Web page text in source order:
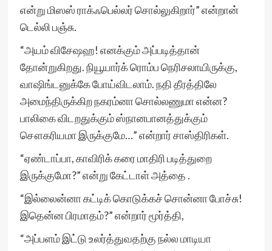
என்று மிஸஸ் ராக்ஃபெல்லர் சொல்லுகிறார்” என்றான்
டெல்லி பஞ்சு.
“அயம் விசேஷஹ! எனக்கும் அப்படித்தான்
தோன்றுகிறது. நியூயார்க் ரொம்ப நெரிசலாயிருக்கு,
வாஷிங்டனுக்கே போய்விடலாம். நதி தீரத்திலே
அமைந்திருக்கிற நகரம்னா சொல்லணுமா என்ன?
பாலிகை விடறதுக்கும் ஸ்நானபானத்துக்கும்
சௌகரியமா இருக்குமே…” என்றார் சாஸ்திரிகள்.
“ஏண்டாப்பா, காவிரிக் கரை மாதிரி படித்துறை
இருக்குமோ?” என்று கேட்டாள் அத்தை .
“இல்லைன்னா கட்டிக் கொடுக்கச் சொன்னா போச்சு!
இதென்ன பிரமாதம்?” என்றார் மூர்த்தி,
“அப்பளம் இட்டு உலர்த்துவதற்கு நல்ல மாடியா